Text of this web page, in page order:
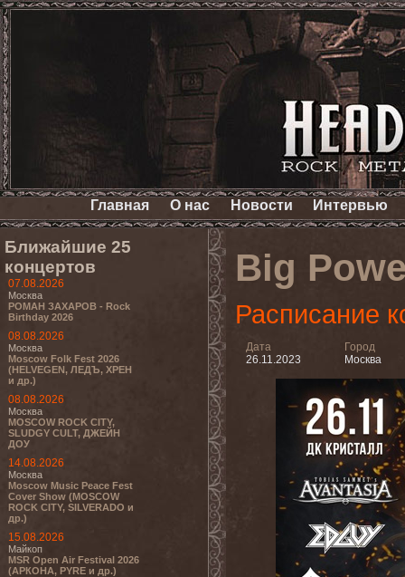
Главная О нас Новости Интервью
Ближайшие 25
концертов
07.08.2026
Москва
РОМАН ЗАХАРОВ - Rock
Birthday 2026
08.08.2026
Москва
Moscow Folk Fest 2026
(HELVEGEN, ЛЕДЪ, ХРЕН
и др.)
08.08.2026
Москва
MOSCOW ROCK CITY,
SLUDGY CULT, ДЖЕЙН
ДОУ
14.08.2026
Москва
Moscow Music Peace Fest
Cover Show (MOSCOW
ROCK CITY, SILVERADO и
др.)
15.08.2026
Майкоп
MSR Open Air Festival 2026
(АРКОНА, PYRE и др.)
Big
Расписание
Дата
26.11.2023
Город
Москва